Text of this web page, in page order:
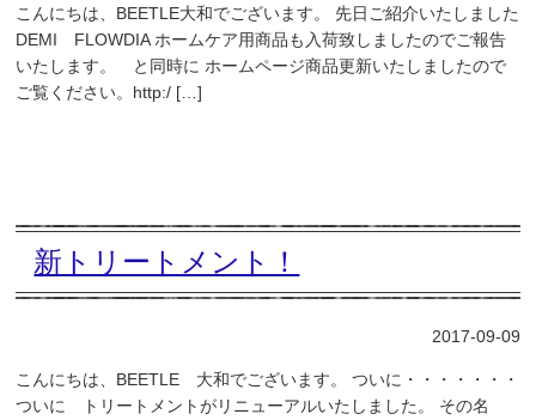
こんにちは、BEETLE大和でございます。 先日ご紹介いたしました
DEMI FLOWDIA ホームケア用商品も入荷致しましたのでご報告
いたします。 と同時に ホームページ商品更新いたしましたので
ご覧ください。http:/ […]
新トリートメント！
2017-09-09
こんにちは、BEETLE 大和でございます。 ついに・・・・・・・
ついに トリートメントがリニューアルいたしました。 その名